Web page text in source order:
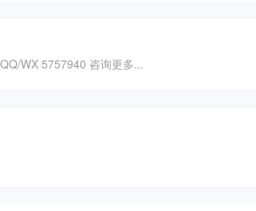
WX 5757940 咨询更多...